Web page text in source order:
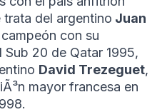
trata del argentino Juan
con su
20 de Qatar 1995,
David Trezeguet,
mayor francesa en